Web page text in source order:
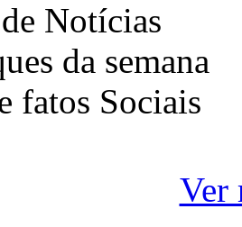
Notícias
da semana
fatos Sociais
Ver